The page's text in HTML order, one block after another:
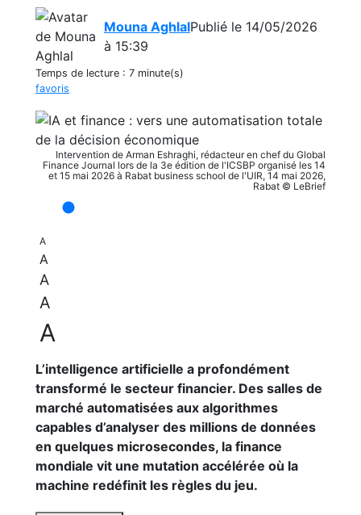
Mouna AghlalPublié le 14/05/2026
à 15:39
Temps de lecture : 7 minute(s)
favoris
Intervention de Arman Eshraghi, rédacteur en chef du Global
Finance Journal lors de la 3e édition de l'ICSBP organisé les 14
et 15 mai 2026 à Rabat business school de l'UIR, 14 mai 2026,
Rabat © LeBrief
A
A
A
A
A
L’intelligence artificielle a profondément
transformé le secteur financier. Des salles de
marché automatisées aux algorithmes
capables d’analyser des millions de données
en quelques microsecondes, la finance
mondiale vit une mutation accélérée où la
machine redéfinit les règles du jeu.